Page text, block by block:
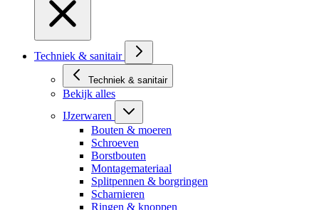
Techniek & sanitair
Techniek & sanitair
Bekijk alles
IJzerwaren
Bouten & moeren
Schroeven
Borstbouten
Montagemateriaal
Splitpennen & borgringen
Scharnieren
Ringen & knoppen